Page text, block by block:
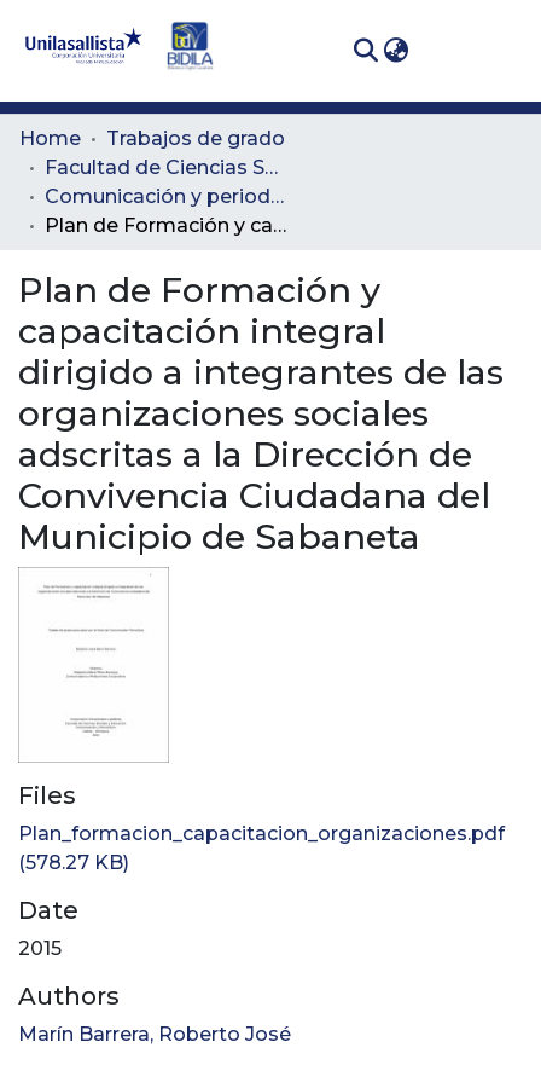
Communities
& Collections
All of DSpace
Statistics
Home
Trabajos de grado
Facultad de Ciencias Sociales y Educación
Comunicación y periodismo
Plan de Formación y capacitación integral dirigido a integrantes de las organizaciones sociales adscritas a la Dirección de Convivencia Ciudadana del Municipio de Sabaneta
Plan de Formación y
capacitación integral
dirigido a integrantes de las
organizaciones sociales
adscritas a la Dirección de
Convivencia Ciudadana del
Municipio de Sabaneta
Files
Plan_formacion_capacitacion_organizaciones.pdf
(578.27 KB)
Date
2015
Authors
Marín Barrera, Roberto José